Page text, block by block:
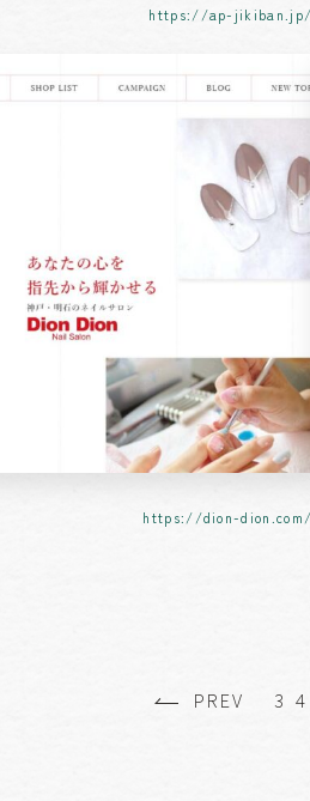
https://ap-
https://dion-dion.com/
PREV 3 4